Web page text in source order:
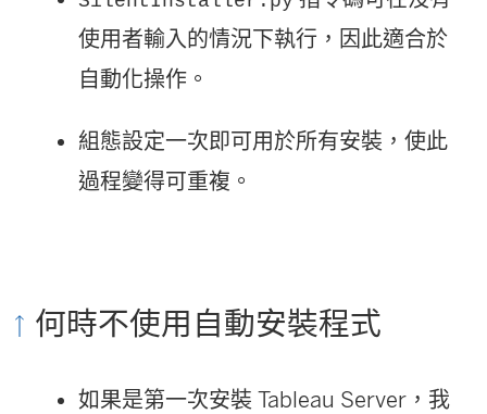
使用者輸入的情況下執行，因此適合於
自動化操作。
組態設定一次即可用於所有安裝，使此
過程變得可重複。
何時不使用自動安裝程式
如果是第一次安裝 Tableau Server ，我